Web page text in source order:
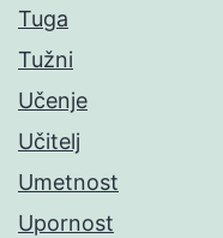
Tuga
Tužni
Učenje
Učitelj
Umetnost
Upornost